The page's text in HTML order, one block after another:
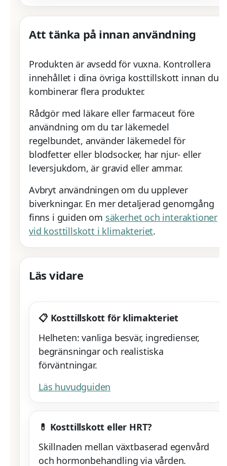
Att tänka på innan användning
Produkten är avsedd för vuxna. Kontrollera
innehållet i dina övriga kosttillskott innan du
kombinerar flera produkter.
Rådgör med läkare eller farmaceut före
användning om du tar läkemedel
regelbundet, använder läkemedel för
blodfetter eller blodsocker, har njur- eller
leversjukdom, är gravid eller ammar.
Avbryt användningen om du upplever
biverkningar. En mer detaljerad genomgång
finns i guiden om säkerhet och interaktioner
vid kosttillskott i klimakteriet.
Läs vidare
📋 Kosttillskott för klimakteriet
Helheten: vanliga besvär, ingredienser,
begränsningar och realistiska
förväntningar.
Läs huvudguiden
💊 Kosttillskott eller HRT?
Skillnaden mellan växtbaserad egenvård
och hormonbehandling via vården.